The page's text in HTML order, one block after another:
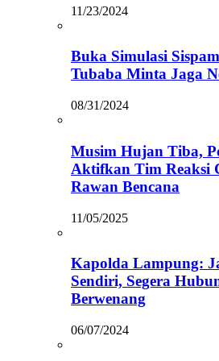
11/23/2024
Buka Simulasi
Tubaba Minta Jaga
08/31/2024
Musim Hujan Tiba,
Aktifkan Tim Reaksi
Rawan Bencana
11/05/2025
Kapolda Lampung:
Sendiri, Segera
Berwenang
06/07/2024